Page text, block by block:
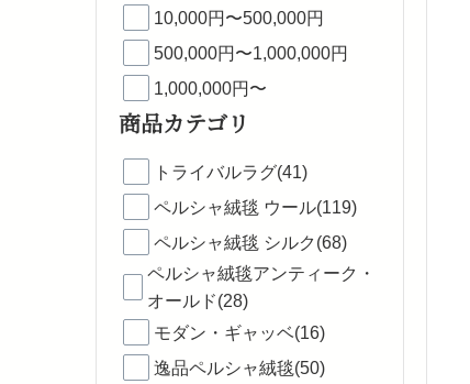
10,000円〜500,000円
500,000円〜1,000,000円
1,000,000円〜
商品カテゴリ
トライバルラグ(41)
ペルシャ絨毯 ウール(119)
ペルシャ絨毯 シルク(68)
ペルシャ絨毯アンティーク・
オールド(28)
モダン・ギャッベ(16)
逸品ペルシャ絨毯(50)